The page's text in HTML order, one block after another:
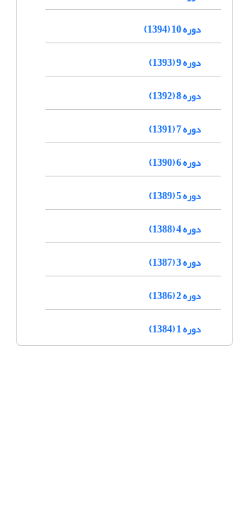
دوره 10 (1394)
دوره 9 (1393)
دوره 8 (1392)
دوره 7 (1391)
دوره 6 (1390)
دوره 5 (1389)
دوره 4 (1388)
دوره 3 (1387)
دوره 2 (1386)
دوره 1 (1384)